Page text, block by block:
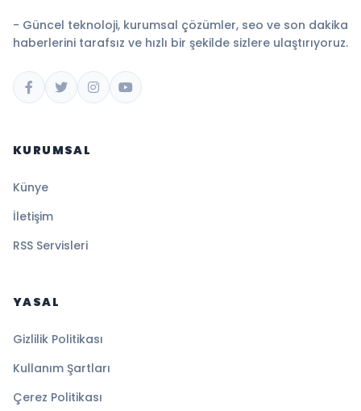
- Güncel teknoloji, kurumsal çözümler, seo ve son dakika
haberlerini tarafsız ve hızlı bir şekilde sizlere ulaştırıyoruz.
KURUMSAL
Künye
İletişim
RSS Servisleri
YASAL
Gizlilik Politikası
Kullanım Şartları
Çerez Politikası